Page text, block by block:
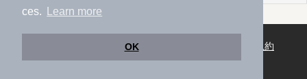
ces.
Learn more
OK
ニフティ温泉 東海
スマートフォン / PC
利用規約 ライフスタイルMEMBERS+規約